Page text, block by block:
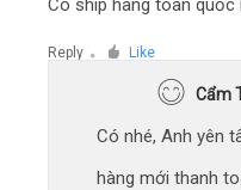
Có ship hàng toàn quốc
Reply ● Like
Cẩm
Có nhé, Anh yên
hàng mới thanh